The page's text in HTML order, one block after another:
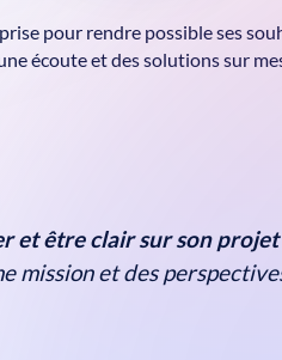
pour rendre possible ses
écoute et des solutions sur
et être clair sur son projet
mission et des